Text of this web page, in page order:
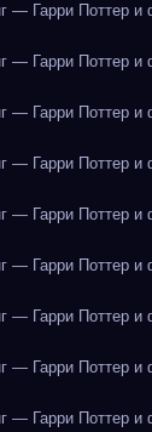
— Гарри Поттер и
— Гарри Поттер и
— Гарри Поттер и
— Гарри Поттер и
— Гарри Поттер и
— Гарри Поттер и
— Гарри Поттер и
— Гарри Поттер и
— Гарри Поттер и